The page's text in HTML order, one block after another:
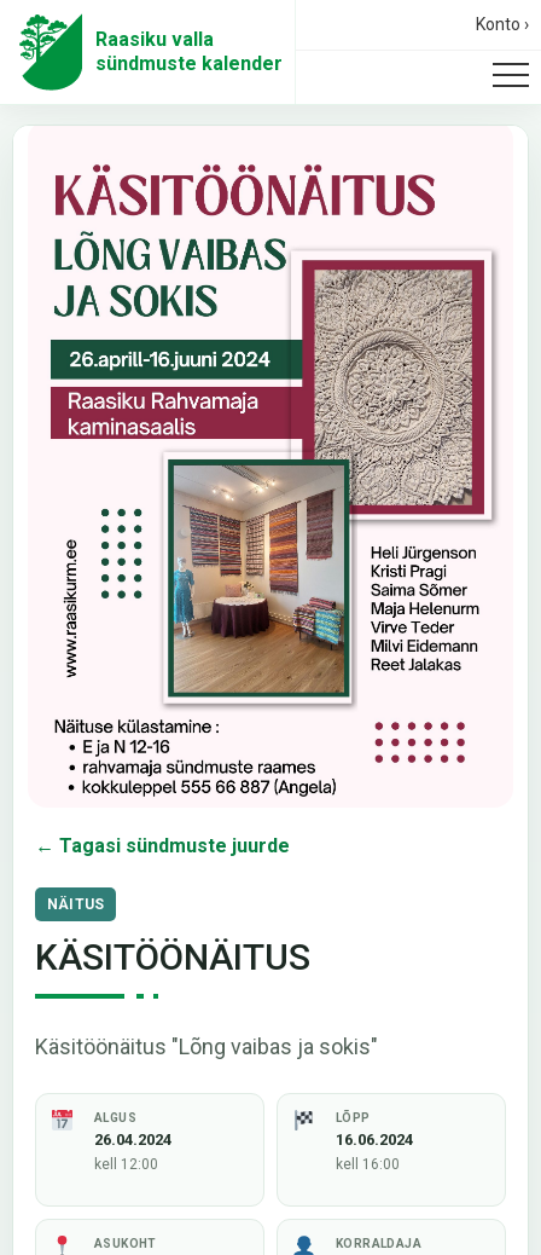
Raasiku valla
sündmuste kalender
Konto ›
← Tagasi sündmuste juurde
NÄITUS
KÄSITÖÖNÄITUS
Käsitöönäitus "Lõng vaibas ja sokis"
ALGUS
26.04.2024
kell 12:00
LÕPP
16.06.2024
kell 16:00
ASUKOHT KORRALDAJA